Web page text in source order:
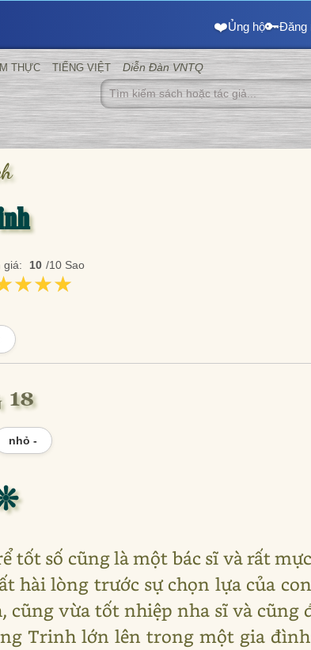
❤️Ủng hộ🔑Đăng
THỰC TIẾNG VIỆT Diễn Đàn VNTQ
giá: 10 /10 Sao
18
nhỏ -
số cũng là một bác sĩ và rất
hài lòng trước sự chọn lựa của
cũng vừa tốt nhiệp nha sĩ và cũng
Trinh lớn lên trong một gia